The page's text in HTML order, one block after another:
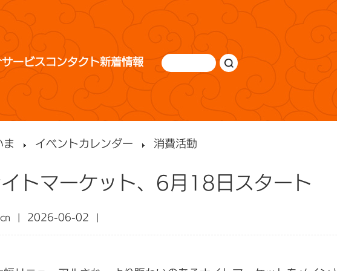
サービスコンタクト新着情報
イベントカレンダー 消費活動
トマーケット、6月18日スタート
| 2026-06-02 |